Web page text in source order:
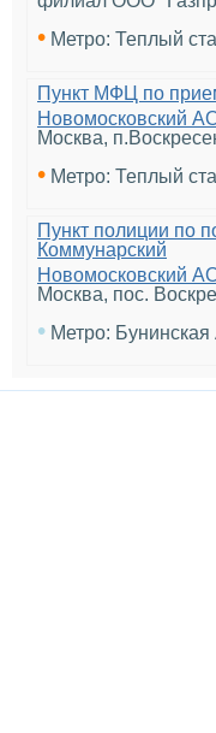
• Метро: Теплый
Пункт МФЦ по
Новомосковский
Москва,
• Метро: Теплый
Пункт полиции по
Коммунарский
Новомосковский
Москва, пос.
• Метро: